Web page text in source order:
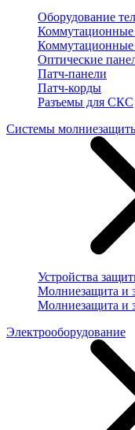
Оборудование
Коммутационные
Коммутационные
Оптические
Патч-панели
Патч-корды
Разъемы для СКС
Системы
Устройства
Молниезащита и
Молниезащита и
Электрооборудование